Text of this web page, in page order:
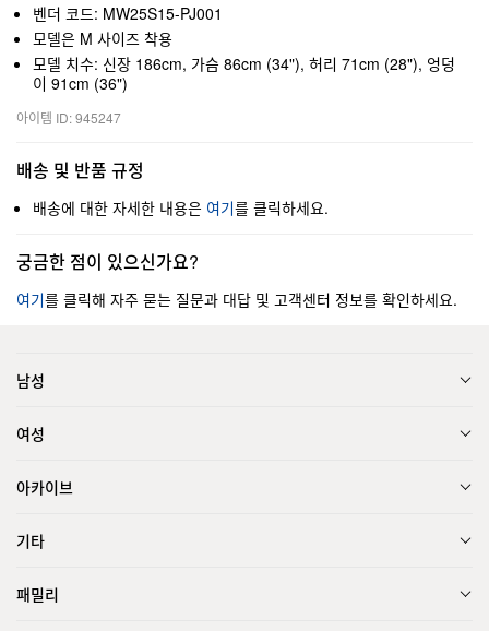
벤더 코드: MW25S15-PJ001
모델은 M 사이즈 착용
모델 치수: 신장 186cm, 가슴 86cm (34"), 허리 71cm (28"), 엉덩
이 91cm (36")
아이템 ID: 945247
배송 및 반품 규정
배송에 대한 자세한 내용은 여기를 클릭하세요.
궁금한 점이 있으신가요?
여기를 클릭해 자주 묻는 질문과 대답 및 고객센터 정보를 확인하세요.
남성
여성
아카이브
기타
패밀리